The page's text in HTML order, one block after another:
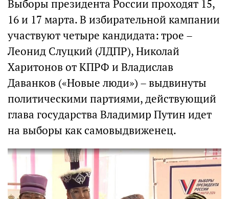
Выборы президента России проходят 15,
16 и 17 марта. В избирательной кампании
участвуют четыре кандидата: трое –
Леонид Слуцкий (ЛДПР), Николай
Харитонов от КПРФ и Владислав
Даванков («Новые люди») – выдвинуты
политическими партиями, действующий
глава государства Владимир Путин идет
на выборы как самовыдвиженец.